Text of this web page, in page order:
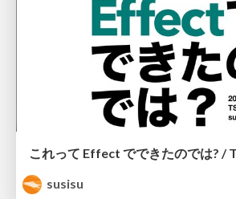
susisu